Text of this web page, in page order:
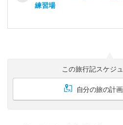
練習場
この旅行記スケジ
自分の旅の計